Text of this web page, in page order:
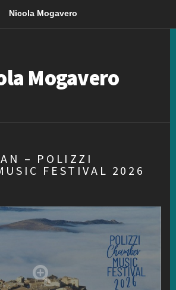
Nicola Mogavero
Mogavero
– POLIZZI
FESTIVAL 2026